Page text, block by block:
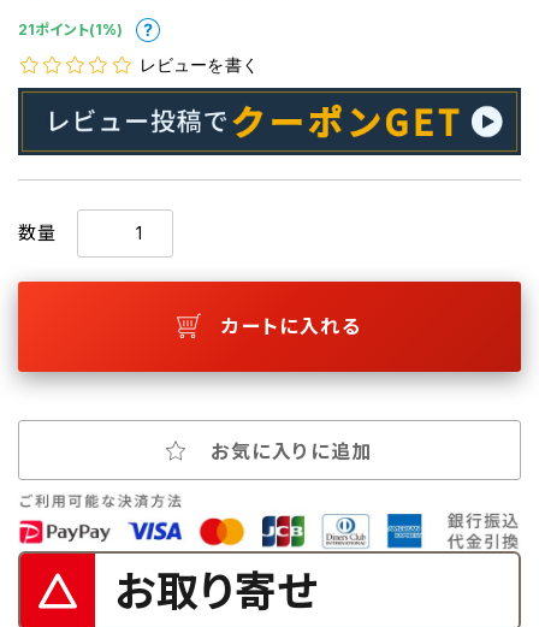
21ポイント(1%)
レビューを書く
数量
カートに入れる
お気に入りに追加
お取り寄せ